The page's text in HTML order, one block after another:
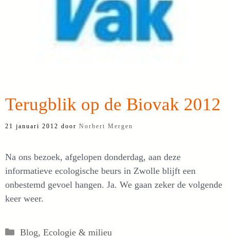
Terugblik op de Biovak 2012
21 januari 2012 door Norbert Mergen
Na ons bezoek, afgelopen donderdag, aan deze
informatieve ecologische beurs in Zwolle blijft een
onbestemd gevoel hangen. Ja. We gaan zeker de volgende
keer weer.
Categorieën
Blog, Ecologie & milieu